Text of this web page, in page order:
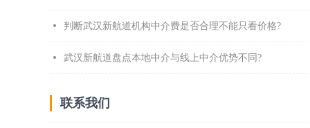
判断武汉新航道机构中介费是否合理不能只看价格?
武汉新航道盘点本地中介与线上中介优势不同?
联系我们